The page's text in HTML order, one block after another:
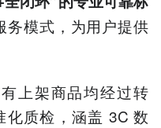
务模式，为用户提供
上架商品均经过转
化质检，涵盖 3C 数